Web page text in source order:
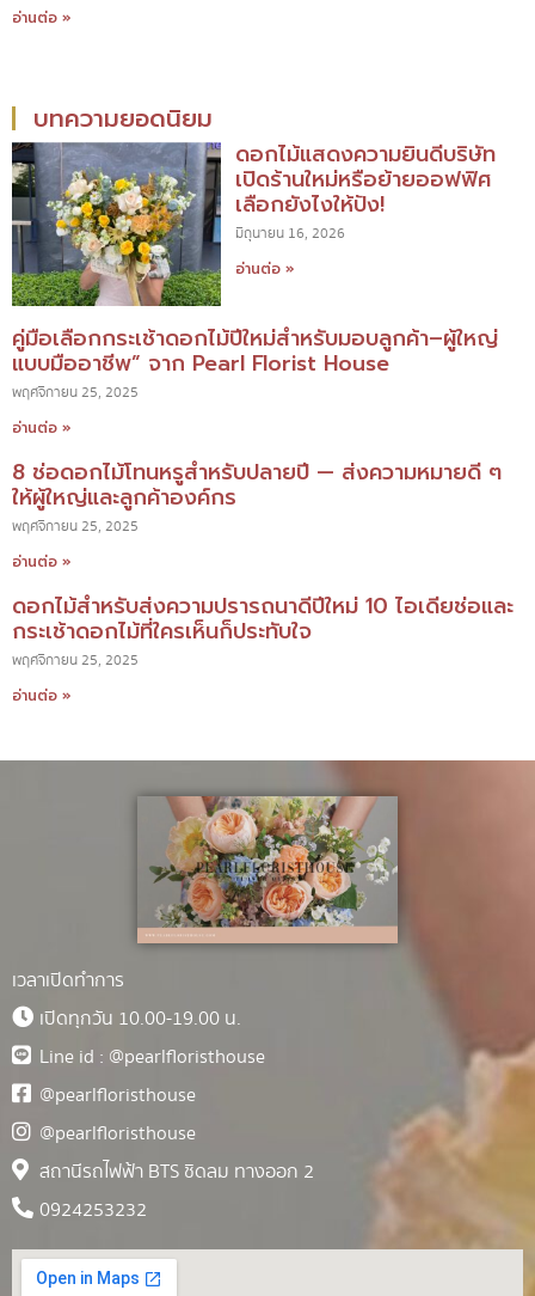
อ่านต่อ »
บทความยอดนิยม
ดอกไม้แสดงความยินดีบริษัท
เปิดร้านใหม่หรือย้ายออฟฟิศ
เลือกยังไงให้ปัง!
มิถุนายน 16, 2026
อ่านต่อ »
คู่มือเลือกกระเช้าดอกไม้ปีใหม่สำหรับมอบลูกค้า–ผู้ใหญ่
แบบมืออาชีพ” จาก Pearl Florist House
พฤศจิกายน 25, 2025
อ่านต่อ »
8 ช่อดอกไม้โทนหรูสำหรับปลายปี — ส่งความหมายดี ๆ
ให้ผู้ใหญ่และลูกค้าองค์กร
พฤศจิกายน 25, 2025
อ่านต่อ »
ดอกไม้สำหรับส่งความปรารถนาดีปีใหม่ 10 ไอเดียช่อและ
กระเช้าดอกไม้ที่ใครเห็นก็ประทับใจ
พฤศจิกายน 25, 2025
อ่านต่อ »
เวลาเปิดทำการ
เปิดทุกวัน 10.00-19.00 น.
Line id : @pearlfloristhouse
@pearlfloristhouse
@pearlfloristhouse
สถานีรถไฟฟ้า BTS ชิดลม ทางออก 2
0924253232